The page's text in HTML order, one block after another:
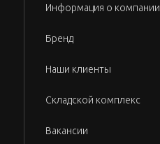
Информация о компании
Бренд
Наши клиенты
Складской комплекс
Вакансии